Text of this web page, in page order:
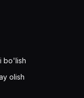
bo'lish
olish